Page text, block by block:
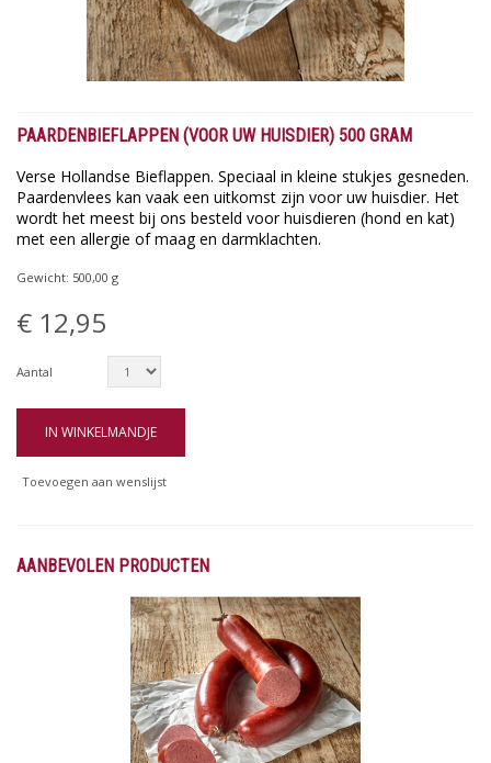
PAARDENBIEFLAPPEN (VOOR UW HUISDIER) 500 GRAM
Verse Hollandse Bieflappen. Speciaal in kleine stukjes gesneden.
Paardenvlees kan vaak een uitkomst zijn voor uw huisdier. Het
wordt het meest bij ons besteld voor huisdieren (hond en kat)
met een allergie of maag en darmklachten.
Gewicht: 500,00 g
€ 12,95
Aantal
IN WINKELMANDJE
Toevoegen aan wenslijst
AANBEVOLEN PRODUCTEN